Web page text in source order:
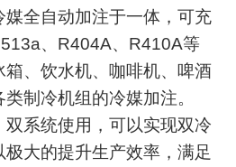
全自动加注于一体，可充
、R404A、R410A等
、饮水机、咖啡机、啤酒
制冷机组的冷媒加注。
系统使用，可以实现双冷
大的提升生产效率，满足